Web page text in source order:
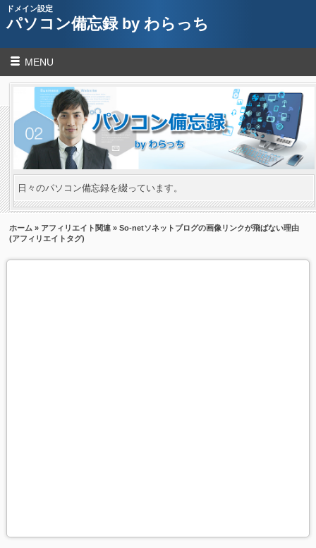
ドメイン設定
パソコン備忘録 by わらっち
MENU
日々のパソコン備忘録を綴っています。
ホーム » アフィリエイト関連 » So-netソネットブログの画像リンクが飛ばない理由
(アフィリエイトタグ)